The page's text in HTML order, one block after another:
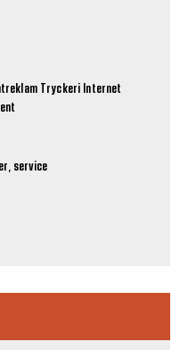
Tryckeri Internet
service